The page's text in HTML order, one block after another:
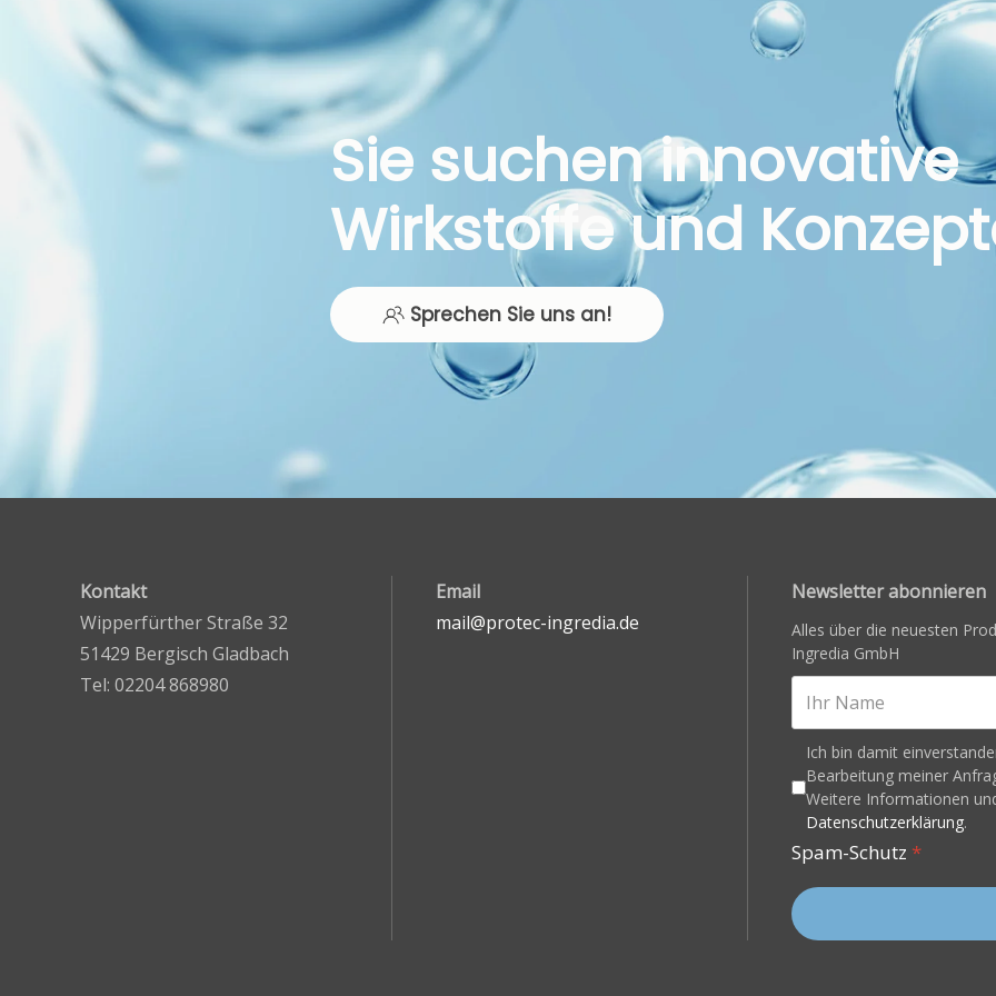
Sie suchen innovative
Wirkstoffe und
Sprechen Sie uns an!
Kontakt
Wipperfürther Straße 32
51429 Bergisch Gladbach
Tel: 02204 868980
Email
mail@protec-ingredia.de
Newsletter abonnieren
Alles über die neuesten
Ingredia GmbH
Ich bin damit
Bearbeitung meiner
Weitere Informationen
Datenschutzerklärung.
Spam-Schutz *